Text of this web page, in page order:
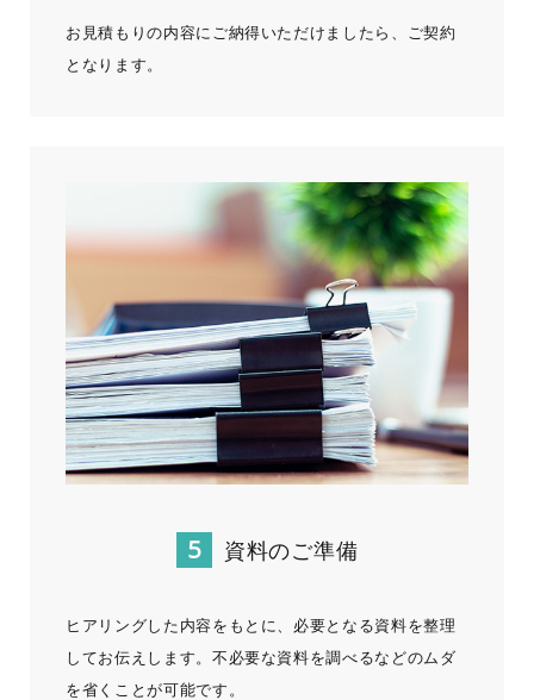
お見積もりの内容にご納得いただけましたら、ご契約
となります。
資料のご準備
ヒアリングした内容をもとに、必要となる資料を整理
してお伝えします。不必要な資料を調べるなどのムダ
を省くことが可能です。